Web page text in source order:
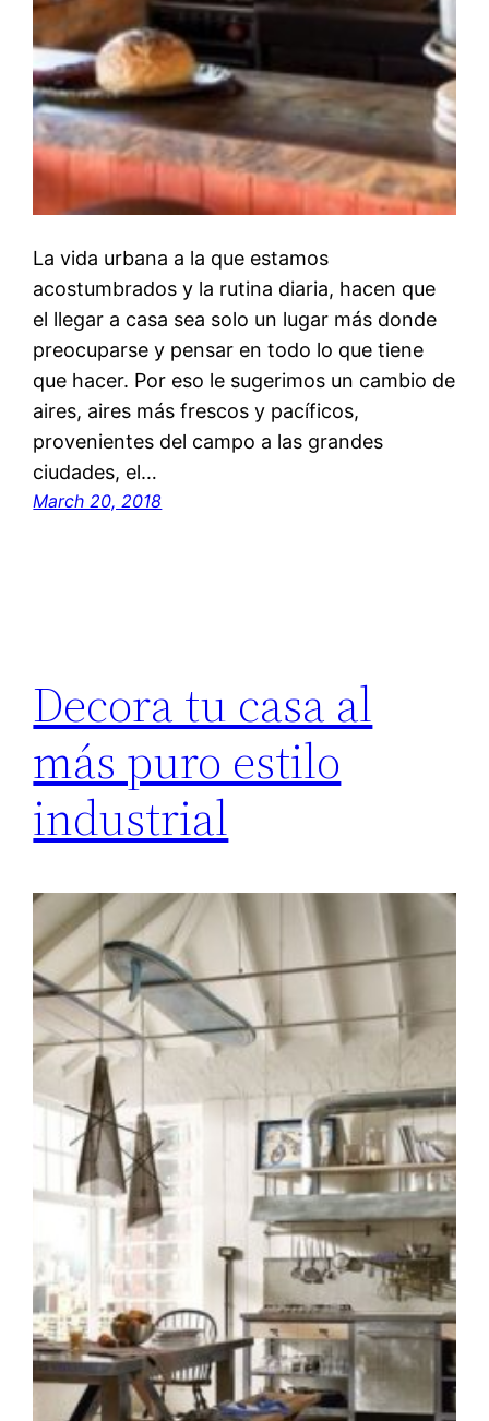
La vida urbana a la que estamos
acostumbrados y la rutina diaria, hacen que
el llegar a casa sea solo un lugar más donde
preocuparse y pensar en todo lo que tiene
que hacer. Por eso le sugerimos un cambio de
aires, aires más frescos y pacíficos,
provenientes del campo a las grandes
ciudades, el…
March 20, 2018
Decora tu casa al
más puro estilo
industrial